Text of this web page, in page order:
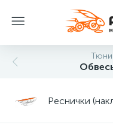
Реснички